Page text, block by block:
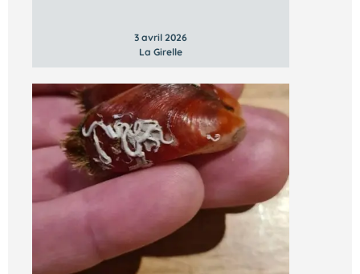
3 avril 2026
La Girelle